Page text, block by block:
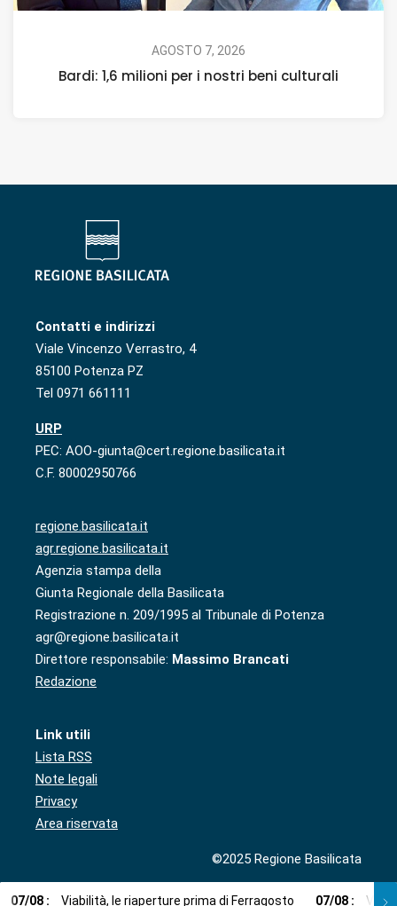
AGOSTO 7, 2026
Bardi: 1,6 milioni per i nostri beni culturali
Contatti e indirizzi
Viale Vincenzo Verrastro, 4
85100 Potenza PZ
Tel 0971 661111
URP
PEC: AOO-giunta@cert.regione.basilicata.it
C.F. 80002950766
regione.basilicata.it
agr.regione.basilicata.it
Agenzia stampa della
Giunta Regionale della Basilicata
Registrazione n. 209/1995 al Tribunale di Potenza
agr@regione.basilicata.it
Direttore responsabile: Massimo Brancati
Redazione
Link utili
Lista RSS
Note legali
Privacy
Area riservata
©2025 Regione Basilicata
07/08 : Viabilità, le riaperture prima di Ferragosto 07/08 : Via